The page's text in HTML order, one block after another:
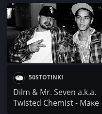
50STOTINKI
Dilm & Mr. Seven a.k.a.
Twisted Chemist - Mаке